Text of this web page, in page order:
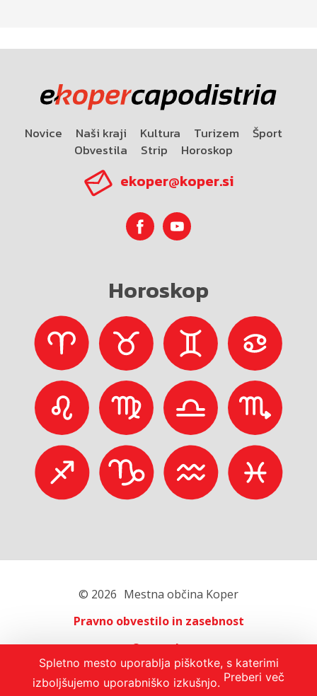
Novice Naši kraji Kultura Turizem
Šport
Obvestila
Strip Horoskop
ekoper@koper.si
Horoskop
© 2026 Mestna občina Koper
Pravno obvestilo in zasebnost
O portalu
Oglaševanje
Spletno mesto uporablja piškotke, s katerimi
izboljšujemo uporabniško izkušnjo. Preberi več